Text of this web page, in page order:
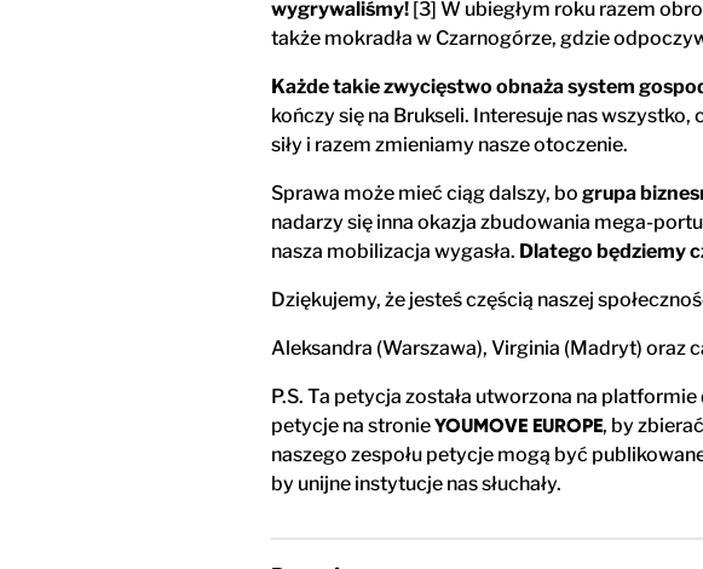
wygrywaliśmy! [3] W ubiegłym roku razem
także mokradła w Czarnogórze, gdzie
Każde takie zwycięstwo obnaża system
kończy się na Brukseli. Interesuje nas
siły i razem zmieniamy nasze otoczenie.
Sprawa może mieć ciąg dalszy, bo grupa
nadarzy się inna okazja zbudowania mega-
nasza mobilizacja wygasła. Dlatego będziemy
Dziękujemy, że jesteś częścią naszej
Aleksandra (Warszawa), Virginia (Madryt) oraz
P.S. Ta petycja została utworzona na
petycje na stronieYOUMOVE EUROPE, by
naszego zespołu petycje mogą być
by unijne instytucje nas słuchały.